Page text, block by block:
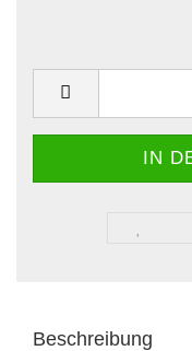
Beschreibung